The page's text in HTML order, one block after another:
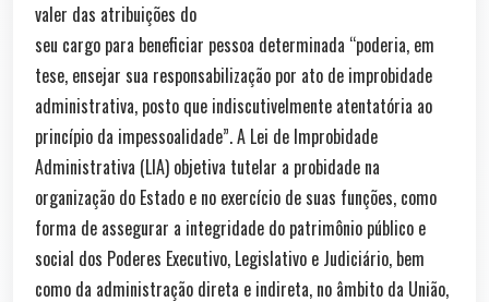
valer das atribuições do
seu cargo para beneficiar pessoa determinada “poderia, em
tese, ensejar sua responsabilização por ato de improbidade
administrativa, posto que indiscutivelmente atentatória ao
princípio da impessoalidade”. A Lei de Improbidade
Administrativa (LIA) objetiva tutelar a probidade na
organização do Estado e no exercício de suas funções, como
forma de assegurar a integridade do patrimônio público e
social dos Poderes Executivo, Legislativo e Judiciário, bem
como da administração direta e indireta, no âmbito da União,